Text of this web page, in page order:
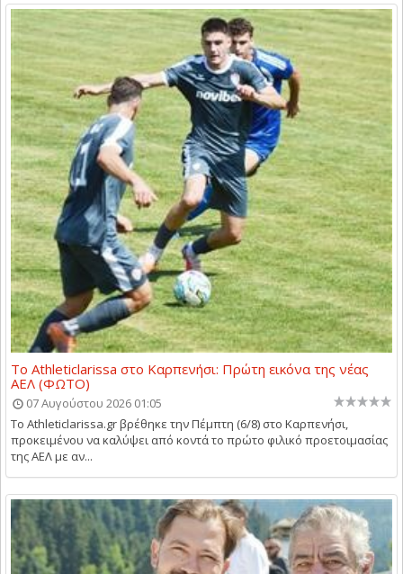
Το Athleticlarissa στο Καρπενήσι: Πρώτη εικόνα της νέας
ΑΕΛ (ΦΩΤΟ)
07 Αυγούστου 2026 01:05
Το Athleticlarissa.gr βρέθηκε την Πέμπτη (6/8) στο Καρπενήσι,
προκειμένου να καλύψει από κοντά το πρώτο φιλικό προετοιμασίας
της ΑΕΛ με αν...